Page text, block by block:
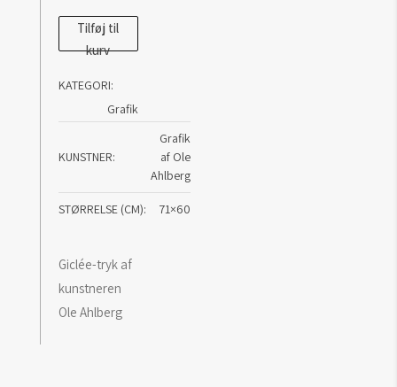
Paparazzi
ll
af
antal
Tilføj til
kurv
KATEGORI:
Grafik
KUNSTNER
Grafik
af Ole
Ahlberg
STØRRELSE (CM) 71×60
Giclée-tryk af
kunstneren
Ole Ahlberg